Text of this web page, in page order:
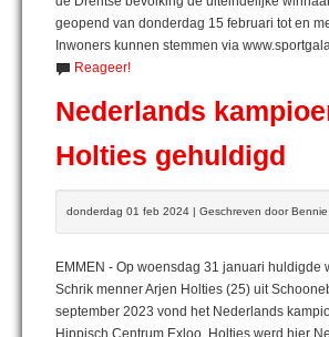
geopend van donderdag 15 februari tot en
Inwoners kunnen stemmen via
Reageer!
Nederlands
Holties gehuldigd
donderdag 01 feb 2024 | Geschreven door Bennie
EMMEN - Op woensdag 31 januari huldigde
Schrik menner Arjen Holties (25) uit
september 2023 vond het Nederlands
Hippisch Centrum Exloo. Holties werd hier